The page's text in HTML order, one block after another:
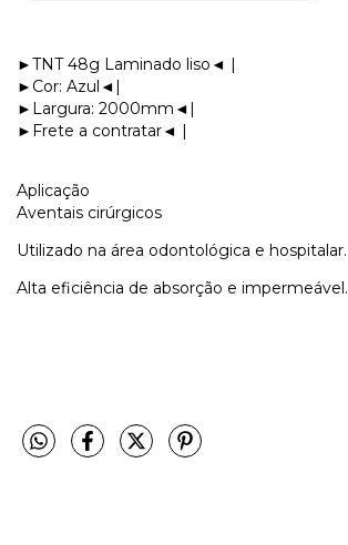
►TNT 48g Laminado liso◄ |
►Cor: Azul◄|
►Largura: 2000mm◄|
►Frete a contratar◄ |
Aplicação
Aventais cirúrgicos
Utilizado na área odontológica e hospitalar.
Alta eficiência de absorção e impermeável.